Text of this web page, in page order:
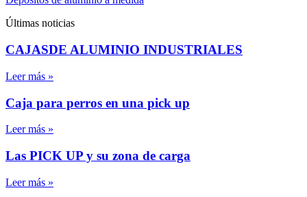
Últimas noticias
CAJASDE ALUMINIO INDUSTRIALES
Leer más »
Caja para perros en una pick up
Leer más »
Las PICK UP y su zona de carga
Leer más »